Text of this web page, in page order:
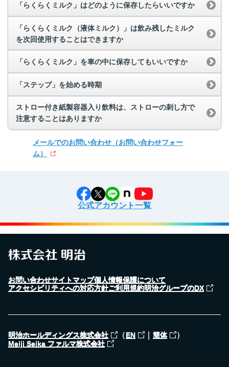
「らくらくミルク」はどのように保存したらいいですか
「らくらくミルク（液体ミルク）」は飲み残したミルク
を次回使用することはできますか
「らくらくミルク」を車の中に保存してもいいですか
「ステップ」を始める時期
ストロー付き紙製容器入り飲料は、ストローの刺し方で
注意することはありますか
メールでのお問い合わせ （お問い合わせフォー
ム）
公式アカウント一覧
お問い合わせサイトマップ個人情報保護について
アクセシビリティへの対応方針ご利用規約明治グループのDX
明治ホールディングス株式会社 （EN ｜ 簡体 ）
Meiji Seika ファルマ株式会社